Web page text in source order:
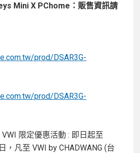
Mini X PChome：販售資訊請
prod/DSAR3G-
prod/DSAR3G-
限定優惠活動 : 即日起至
，凡至 VWI by CHADWANG (台